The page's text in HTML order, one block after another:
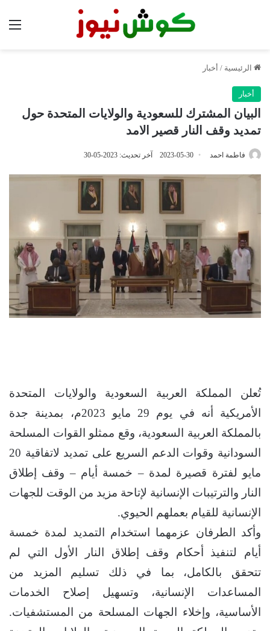
الرئيسية / أخبار
أخبار
البيان المشترك للسعودية والولايات المتحدة حول
تمديد وقف النار قصير الامد
فاطمة احمد 2023-05-30 آخر تحديث: 2023-05-30
تُعلن المملكة العربية السعودية والولايات المتحدة
الأمريكية أنه في يوم 29 مايو 2023م، بمدينة جدة
بالمملكة العربية السعودية، وقع ممثلو القوات المسلحة
السودانية وقوات الدعم السريع على تمديد لاتفاقية 20
مايو لفترة قصيرة لمدة – خمسة أيام – وقف إطلاق
النار والترتيبات الإنسانية لإتاحة مزيد من الوقت للجهات
الإنسانية للقيام بعملهم الحيوي.
وأكد الطرفان عزمهما استخدام التمديد لمدة خمسة
أيام لتنفيذ أحكام وقف إطلاق النار الأول التي لم
تتحقق بالكامل، بما في ذلك تسليم المزيد من
المساعدات الإنسانية، وتسهيل إصلاح الخدمات
الأساسية، وإخلاء الجهات المسلحة من المستشفيات.